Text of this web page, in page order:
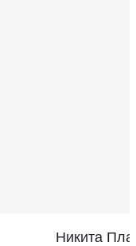
Никита